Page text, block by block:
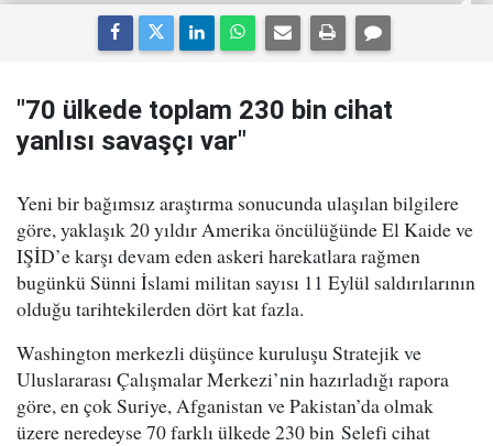
"70 ülkede toplam 230 bin cihat
yanlısı savaşçı var"
Yeni bir bağımsız araştırma sonucunda ulaşılan bilgilere
göre, yaklaşık 20 yıldır Amerika öncülüğünde El Kaide ve
IŞİD’e karşı devam eden askeri harekatlara rağmen
bugünkü Sünni İslami militan sayısı 11 Eylül saldırılarının
olduğu tarihtekilerden dört kat fazla.
Washington merkezli düşünce kuruluşu Stratejik ve
Uluslararası Çalışmalar Merkezi’nin hazırladığı rapora
göre, en çok Suriye, Afganistan ve Pakistan’da olmak
üzere neredeyse 70 farklı ülkede 230 bin Selefi cihat